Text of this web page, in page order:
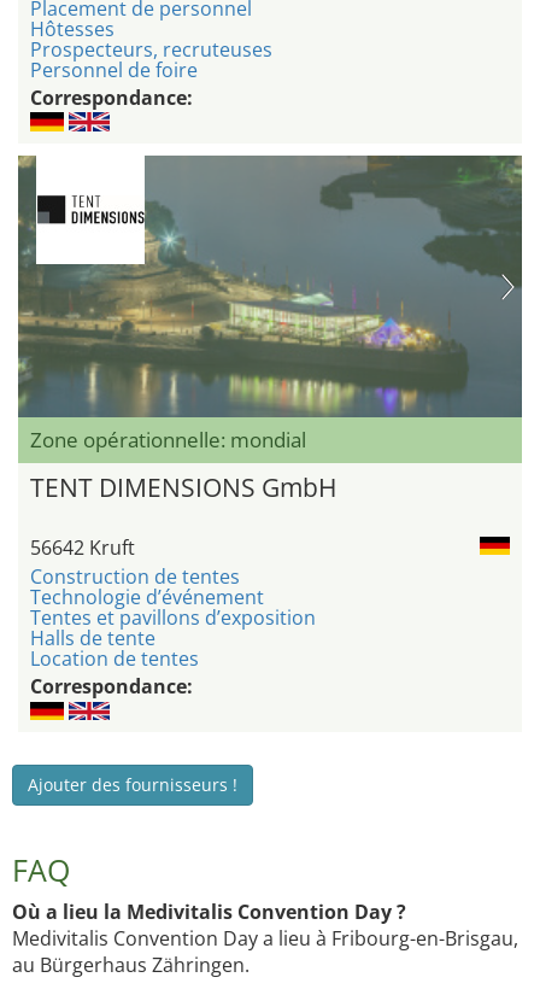
Placement de personnel
Hôtesses
Prospecteurs, recruteuses
Personnel de foire
Correspondance:
Zone opérationnelle: mondial
TENT DIMENSIONS GmbH
56642 Kruft
Construction de tentes
Technologie d’événement
Tentes et pavillons d’exposition
Halls de tente
Location de tentes
Correspondance:
Ajouter des fournisseurs !
FAQ
Où a lieu la Medivitalis Convention Day ?
Medivitalis Convention Day a lieu à Fribourg-en-Brisgau,
au Bürgerhaus Zähringen.